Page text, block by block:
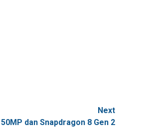
Next
dan Snapdragon 8 Gen 2